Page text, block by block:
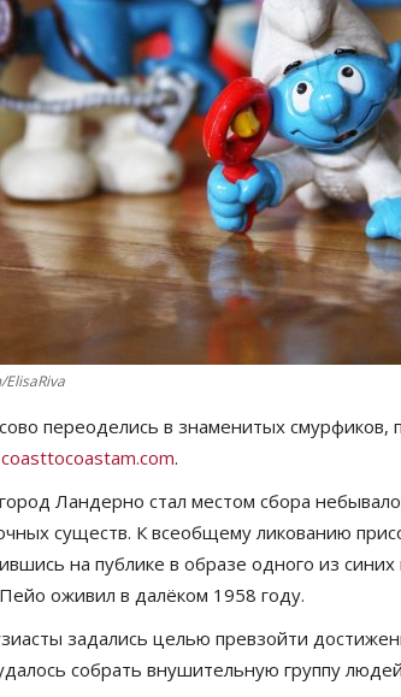
переоделись в знаменитых смурфиков,
coasttocoastam.com.
Ландерно стал местом сбора
существ. К всеобщему ликованию
на публике в образе одного из синих
оживил в далёком 1958 году.
задались целью превзойти
собрать внушительную группу